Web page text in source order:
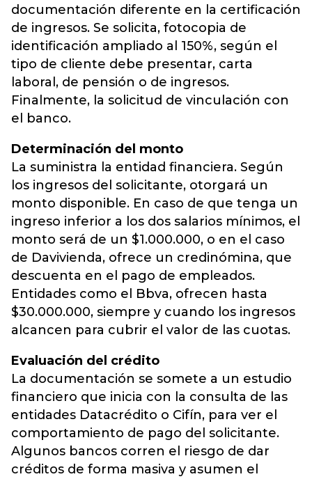
documentación diferente en la certificación
de ingresos. Se solicita, fotocopia de
identificación ampliado al 150%, según el
tipo de cliente debe presentar, carta
laboral, de pensión o de ingresos.
Finalmente, la solicitud de vinculación con
el banco.
Determinación del monto
La suministra la entidad financiera. Según
los ingresos del solicitante, otorgará un
monto disponible. En caso de que tenga un
ingreso inferior a los dos salarios mínimos, el
monto será de un $1.000.000, o en el caso
de Davivienda, ofrece un credinómina, que
descuenta en el pago de empleados.
Entidades como el Bbva, ofrecen hasta
$30.000.000, siempre y cuando los ingresos
alcancen para cubrir el valor de las cuotas.
Evaluación del crédito
La documentación se somete a un estudio
financiero que inicia con la consulta de las
entidades Datacrédito o Cifín, para ver el
comportamiento de pago del solicitante.
Algunos bancos corren el riesgo de dar
créditos de forma masiva y asumen el